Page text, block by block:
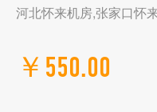
河北怀来机房,张家口怀
￥550.00